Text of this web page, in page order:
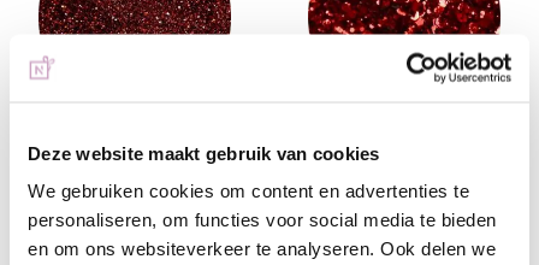
Deze website maakt gebruik van cookies
We gebruiken cookies om content en advertenties te
personaliseren, om functies voor social media te bieden
en om ons websiteverkeer te analyseren. Ook delen we
Next Generation NG06
Donker Rood
€ 3,99
Next Generation NG37
Rood
€ 3,99